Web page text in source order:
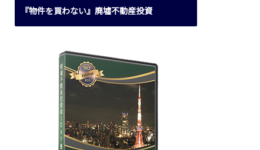
『物件を買わない』廃墟不動産投資